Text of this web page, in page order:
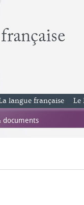
langue française Le
documents